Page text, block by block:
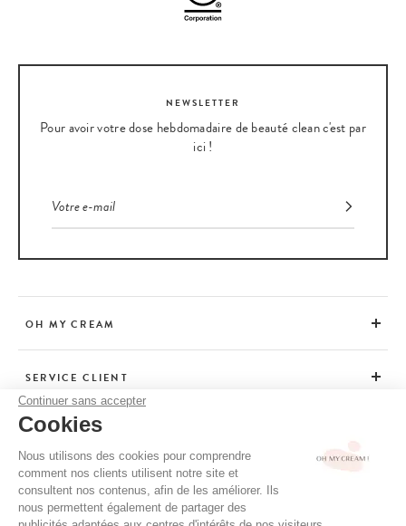
Continuer sans accepter
Cookies
Nous utilisons des cookies pour comprendre
comment nos clients utilisent notre site et
consultent nos contenus, afin de les améliorer. Ils
nous permettent également de partager des
NEWSLETTER
Pour avoir votre dose hebdomadaire de beauté clean c'est par
ici !
OH MY CREAM
SERVICE CLIENT
CONSEILS
CGV / CGU
MENTIONS LÉGALES